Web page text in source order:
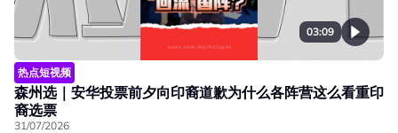
03:09
热点短视频
森州选｜安华投票前夕向印裔道歉为什么各阵营这么看重印
裔选票
31/07/2026